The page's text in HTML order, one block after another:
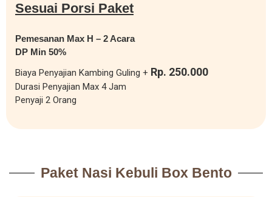
Sesuai Porsi Paket
Pemesanan Max H – 2 Acara
DP Min 50%
Biaya Penyajian Kambing Guling + Rp. 250.000
Durasi Penyajian Max 4 Jam
Penyaji 2 Orang
Paket Nasi Kebuli Box Bento